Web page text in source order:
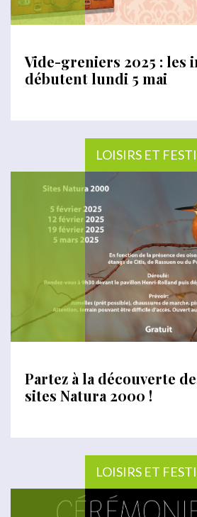
Vide-greniers 2025 : les
débutent lundi 5 mai
LOISIRS ET
Partez à la découverte
sites Natura 2000 !
LOISIRS ET